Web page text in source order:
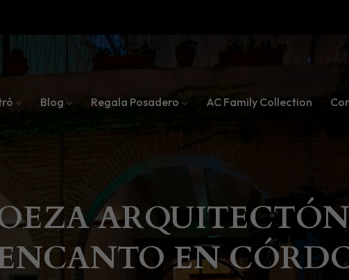
Blog Regala Posadero AC Family Collection
EN